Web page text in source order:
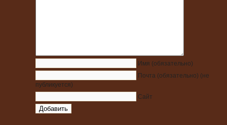
Имя (обязательно)
Почта (обязательно) (не
публикуется)
Сайт